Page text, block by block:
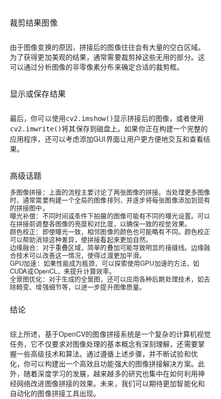
裁剪结果图像
由于图像变换的原因，拼接后的图像往往会有大量的空白区域。
为了获得更加美观的结果，通常需要裁剪掉这些无用的部分。这
可以通过分析图像的非零像素分布来确定合适的裁剪框。
显示或保存结果
最后，你可以使用cv2.imshow() 显示拼接后的图像，或者使用
cv2.imwrite()将其保存到磁盘上。如果你正在构建一个完整的
应用程序，还可以考虑添加GUI界面让用户更方便地交互和查看结
果。
高级话题
多图像拼接：上面的流程主要讨论了两张图像的拼接。当处理更多图像
时，通常需要构建一个全局的图像排列，并逐步将每张图像添加到现有
的拼接图中。
曝光补偿：不同时间或条件下拍摄的图像可能有不同的曝光设置。可以
在拼接前调整各图像的亮度和对比度，以确保一致的视觉效果。
颜色校正：即使曝光一致，相邻图像的颜色也可能略有不同。颜色校正
可以帮助消除这种差异，使拼接看起来更加自然。
边缘融合：对于重叠区域，简单的叠加可能导致明显的接缝线。边缘融
合技术可以改善这一情况，使得过渡更加平滑。
GPU加速：如果性能成为瓶颈，可以探索使用GPU加速的方法，如
CUDA或OpenCL，来提升计算效率。
全景图优化：对于生成的全景图，还可以应用各种后期处理技术，如去
除畸变、增强细节等，以进一步提升图像质量。
结论
综上所述，基于OpenCV的图像拼接系统是一个复杂的计算机视觉
任务，它不仅要求对图像处理的基本概念有深刻理解，还需要掌
握一些高级技术和算法。通过遵循上述步骤，并不断试验和优
化，你可以构建出一个高效且功能强大的图像拼接解决方案。此
外，随着深度学习的发展，越来越多的研究也集中在如何利用神
经网络改进图像拼接的效果。未来，我们可以期待更加智能化和
自动化的图像拼接工具出现。